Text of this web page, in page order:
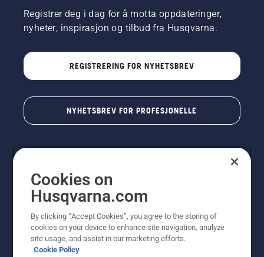
Registrer deg i dag for å motta oppdateringer,
nyheter, inspirasjon og tilbud fra Husqvarna.
REGISTRERING FOR NYHETSBREV
NYHETSBREV FOR PROFESJONELLE
© Husqvarna AB (utgiver). Med enerett. Angitte priser
er veiledende priser. Alle oppgitte priser er veiledende
Cookies on
Husqvarna.com
By clicking “Accept Cookies”, you agree to the storing of
cookies on your device to enhance site navigation, analyze
site usage, and assist in our marketing efforts.
Cookie Policy